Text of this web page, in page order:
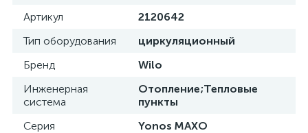
Артикул
2120642
Тип оборудования
циркуляционный
Бренд
Wilo
Инженерная
система
Отопление;Тепловые
пункты
Серия
Yonos MAXO